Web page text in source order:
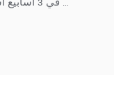
في 3 أسابيع استقرت عوائد السندات الحكومية …